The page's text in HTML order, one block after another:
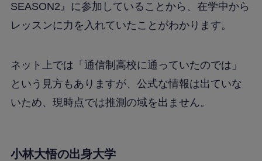
SEASON2』に参加していることから、在学中から
レッスンに力を入れていたことがわかります。
ネット上では「通信制高校に通っていたのでは」
という見方もありますが、公式な情報は出ていな
いため、現時点では推測の域を出ません。
小林大悟の出身大学